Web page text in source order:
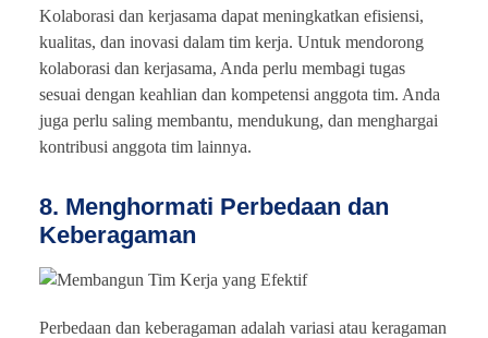
Kolaborasi dan kerjasama dapat meningkatkan efisiensi,
kualitas, dan inovasi dalam tim kerja. Untuk mendorong
kolaborasi dan kerjasama, Anda perlu membagi tugas
sesuai dengan keahlian dan kompetensi anggota tim. Anda
juga perlu saling membantu, mendukung, dan menghargai
kontribusi anggota tim lainnya.
8. Menghormati Perbedaan dan
Keberagaman
Perbedaan dan keberagaman adalah variasi atau keragaman